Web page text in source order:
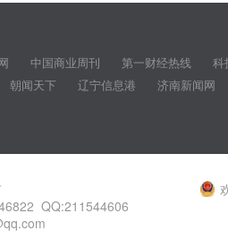
中国商业周刊 第一财经热线
科
朝闻天下 辽宁信息港
济南新闻网
QQ:211544606